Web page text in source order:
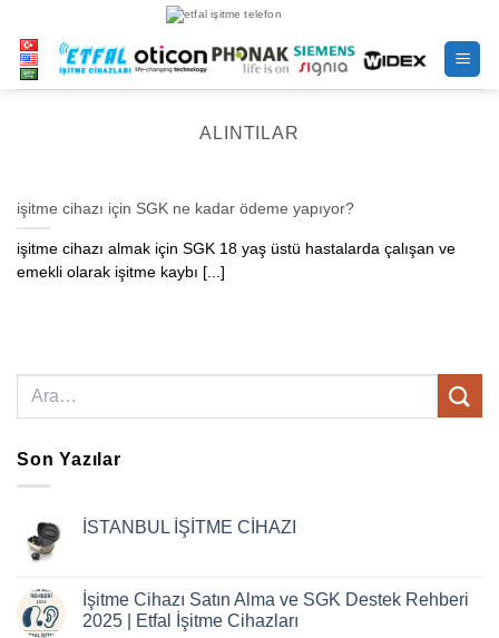
atla
ALINTILAR
işitme cihazı için SGK ne kadar ödeme yapıyor?
işitme cihazı almak için SGK 18 yaş üstü hastalarda çalışan ve
emekli olarak işitme kaybı [...]
Son Yazılar
İSTANBUL İŞİTME CİHAZI
İŞİTME
CİHAZI
İşitme Cihazı Satın Alma ve SGK Destek Rehberi
2025 | Etfal İşitme Cihazları